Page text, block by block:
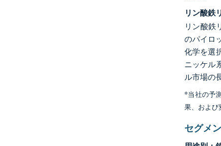
リン酸鉄
リン酸鉄
のパイロ
化学を選
ニッケル
ル市場の
*当社の予
果、および
セグメ